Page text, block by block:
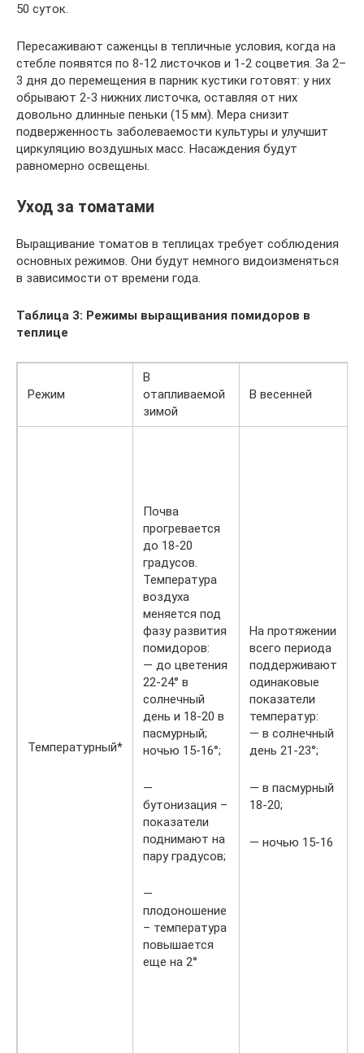
50 суток.
Пересаживают саженцы в тепличные условия, когда на
стебле появятся по 8-12 листочков и 1-2 соцветия. За 2–
3 дня до перемещения в парник кустики готовят: у них
обрывают 2-3 нижних листочка, оставляя от них
довольно длинные пеньки (15 мм). Мера снизит
подверженность заболеваемости культуры и улучшит
циркуляцию воздушных масс. Насаждения будут
равномерно освещены.
Уход за томатами
Выращивание томатов в теплицах требует соблюдения
основных режимов. Они будут немного видоизменяться
в зависимости от времени года.
Таблица 3: Режимы выращивания помидоров в
теплице
Режим
В
отапливаемой
зимой
В весенней
Температурный*
Почва
прогревается
до 18-20
градусов.
Температура
воздуха
меняется под
фазу развития
помидоров:
— до цветения
22-24° в
солнечный
день и 18-20 в
пасмурный;
ночью 15-16°;
—
бутонизация –
показатели
поднимают на
пару градусов;
—
плодоношение
– температура
повышается
еще на 2°
На протяжении
всего периода
поддерживают
одинаковые
показатели
температур:
— в солнечный
день 21-23°;
— в пасмурный
18-20;
— ночью 15-16